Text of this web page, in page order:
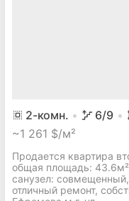
2-комн. 6/9
~1 261 $/м²
Продается квартира
общая площадь:
cанузел:
отличный ремонт,